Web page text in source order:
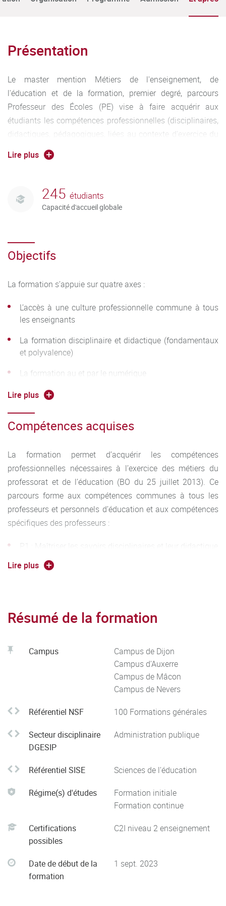
Présentation
Le master mention Métiers de l'enseignement, de
l'éducation et de la formation, premier degré, parcours
Professeur des Écoles (PE) vise à faire acquérir aux
étudiants les compétences professionnelles (disciplinaires,
didactiques, pédagogiques, liées au contexte d'exercice du
métier) du métier de Professeur des écoles tout en les
préparant au CRPE (Concours de recrutement de professeur
Lire plus
245 étudiants
Capacité d'accueil globale
Objectifs
La formation s’appuie sur quatre axes :
L’accès à une culture professionnelle commune à tous
les enseignants
La formation disciplinaire et didactique (fondamentaux
et polyvalence)
La formation au et par le numérique
La formation à et par la recherche (avec notamment la
Lire plus
Compétences acquises
La formation permet d’acquérir les compétences
professionnelles nécessaires à l’exercice des métiers du
professorat et de l’éducation (BO du 25 juillet 2013). Ce
parcours forme aux compétences communes à tous les
professeurs et personnels d’éducation et aux compétences
spécifiques des professeurs :
P1 : Maîtriser les savoirs disciplinaires et leur didactique
P2 : Maîtriser la langue française dans le cadre de son
situations d’enseignement et d’apprentissage efficaces
prenant en compte la diversité des élèves
du groupe favorisant l'apprentissage et la socialisation
P5 : Évaluer les progrès et les acquisitions des élèves
connaissances et de compétences liées à l’initiation à la
éducation, compétences méthodologiques et
rédactionnelles.
Dans le cadre de ce master, la formation sera déclinée en
neuf compétences relatives aux trois blocs de compétences
du référentiel de la formation MEEF :
• Communiquer
• Enseigner les savoirs à l’école primaire
• Évaluer
• Faciliter les apprentissages de tous les élèves
Lire plus
Résumé de la formation
Campus
Campus de Dijon
Campus d'Auxerre
Campus de Mâcon
Campus de Nevers
Référentiel NSF 100 Formations générales
Secteur disciplinaire
DGESIP
Administration publique
Référentiel SISE Sciences de l'éducation
Régime(s) d'études
Formation initiale
Formation continue
Certifications
possibles
C2I niveau 2 enseignement
Date de début de la
formation
1 sept. 2023